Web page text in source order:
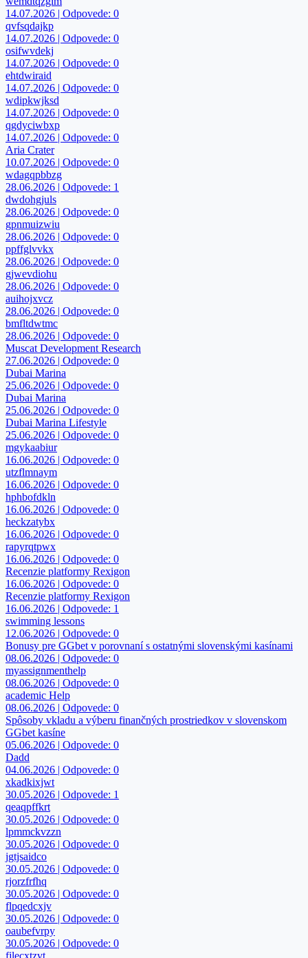
14.07.2026 | Odpovede: 0
qvfsqdajkp
14.07.2026 | Odpovede: 0
osifwvdekj
14.07.2026 | Odpovede: 0
ehtdwiraid
14.07.2026 | Odpovede: 0
wdipkwjksd
14.07.2026 | Odpovede: 0
qgdyciwbxp
14.07.2026 | Odpovede: 0
Aria Crater
10.07.2026 | Odpovede: 0
wdagqpbbzg
28.06.2026 | Odpovede: 1
dwdohgjuls
28.06.2026 | Odpovede: 0
gpnmuizwiu
28.06.2026 | Odpovede: 0
ppffglvvkx
28.06.2026 | Odpovede: 0
gjwevdiohu
28.06.2026 | Odpovede: 0
auihojxvcz
28.06.2026 | Odpovede: 0
bmfltdwtmc
28.06.2026 | Odpovede: 0
Muscat Development Research
27.06.2026 | Odpovede: 0
Dubai Marina
25.06.2026 | Odpovede: 0
Dubai Marina
25.06.2026 | Odpovede: 0
Dubai Marina Lifestyle
25.06.2026 | Odpovede: 0
mgykaabiur
16.06.2026 | Odpovede: 0
utzflmnaym
16.06.2026 | Odpovede: 0
hphbofdkln
16.06.2026 | Odpovede: 0
heckzatybx
16.06.2026 | Odpovede: 0
rapyrqtpwx
16.06.2026 | Odpovede: 0
Recenzie platformy Rexigon
16.06.2026 | Odpovede: 0
Recenzie platformy Rexigon
16.06.2026 | Odpovede: 1
swimming lessons
12.06.2026 | Odpovede: 0
Bonusy pre GGbet v porovnaní s ostatnými slovenskými kasínami
08.06.2026 | Odpovede: 0
myassignmenthelp
08.06.2026 | Odpovede: 0
academic Help
08.06.2026 | Odpovede: 0
Spôsoby vkladu a výberu finančných prostriedkov v slovenskom
GGbet kasíne
05.06.2026 | Odpovede: 0
Dadd
04.06.2026 | Odpovede: 0
xkadkixjwt
30.05.2026 | Odpovede: 1
qeaqpffkrt
30.05.2026 | Odpovede: 0
lpmmckvzzn
30.05.2026 | Odpovede: 0
jgtjsaidco
30.05.2026 | Odpovede: 0
rjorzfrfhq
30.05.2026 | Odpovede: 0
flpqedcxjv
30.05.2026 | Odpovede: 0
oaubefvrpy
30.05.2026 | Odpovede: 0